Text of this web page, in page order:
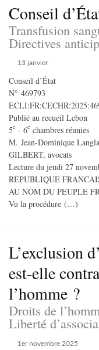
Conseil
Transfusion
Directives
13 janvier
Conseil d’État
N° 469793
Publié au recueil Lebon
5e - 6e chambres réunies
M. Jean-Dominique
GILBERT, avocats
Lecture du jeudi 27
REPUBLIQUE
AU NOM DU PEUPLE
Vu la procédure (…)
L’exclusion
est-elle
l’homme ?
Droits de
Liberté
1er novembre 2025